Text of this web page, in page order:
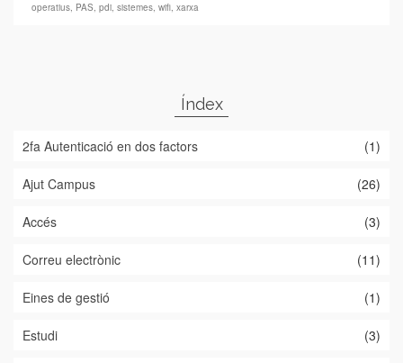
operatius, PAS, pdi, sistemes, wifi, xarxa
Índex
2fa Autenticació en dos factors (1)
Ajut Campus (26)
Accés (3)
Correu electrònic (11)
Eines de gestió (1)
Estudi (3)